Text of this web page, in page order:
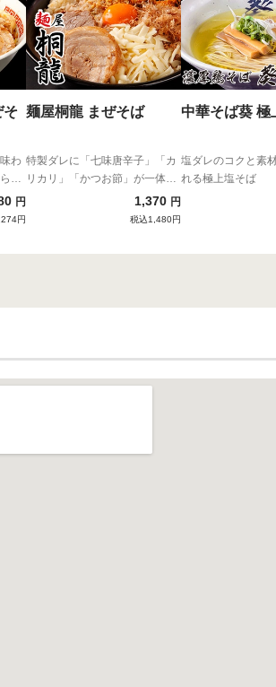
そ
わ
な
そ円
円
麺屋桐龍 まぜそば
特製ダレに「七味唐辛子」「カ
リカリ」「かつお節」が一体と
なった癖になる味わい！1,370 円
税込1,480円
中華そば葵 極
塩ダレのコクと素
れる極上塩そば